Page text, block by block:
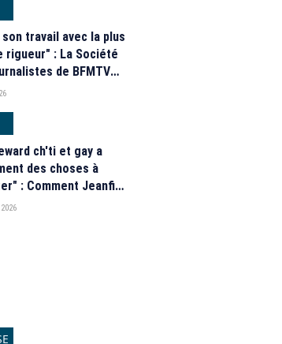
s’excuse
travail avec la plus
rigueur" : La Société
de BFMTV
son soutien à Vincent
de violation du secret
ch'ti et gay a
des choses à
: Comment Jeanfi
a intégré "Les